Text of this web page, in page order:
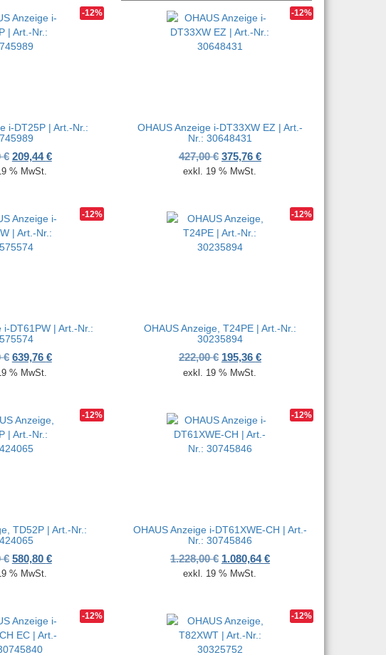
-12%
i-DT25P | Art.-Nr.:
€ Ursprünglicher Preis war: 238,00 €
209,44€Aktueller Preis ist: 209,44 €.
% MwSt.
-12%
OHAUS Anzeige i-DT33XW EZ | Art.-
Nr.: 30648431
427,00€ Ursprünglicher Preis war: 427,00
375,76 €Aktueller Preis ist:
exkl. 19 % MwSt.
-12%
i-DT61PW | Art.-Nr.:
€ Ursprünglicher Preis war: 727,00 €
639,76 €Aktueller Preis ist: 639,76 €.
% MwSt.
-12%
OHAUS Anzeige, T24PE | Art.-Nr.:
30235894
222,00€ Ursprünglicher Preis war: 222,00
195,36 €Aktueller Preis ist:
exkl. 19 % MwSt.
-12%
TD52P | Art.-Nr.:
€ Ursprünglicher Preis war: 660,00 €
580,80 €Aktueller Preis ist: 580,80 €.
% MwSt.
-12%
OHAUS Anzeige i-DT61XWE-CH | Art.-
Nr.: 30745846
1.228,00€ Ursprünglicher Preis war:
1.080,64€Aktueller Preis ist:
exkl. 19 % MwSt.
-12% -12%